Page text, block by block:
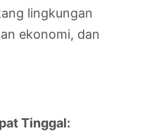
lingkungan
ekonomi, dan
Tinggal: